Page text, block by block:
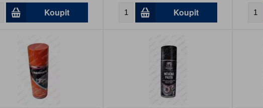
Koupit Koupit